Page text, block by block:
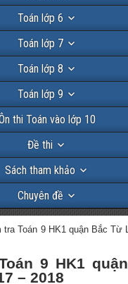
Toán lớp 6
Toán lớp 7
Toán lớp 8
Toán lớp 9
thi Toán vào lớp 10
Đề thi
Sách tham khảo
Chuyên đề
tra Toán 9 HK1 quận Bắc Từ
9 HK1
– 2018